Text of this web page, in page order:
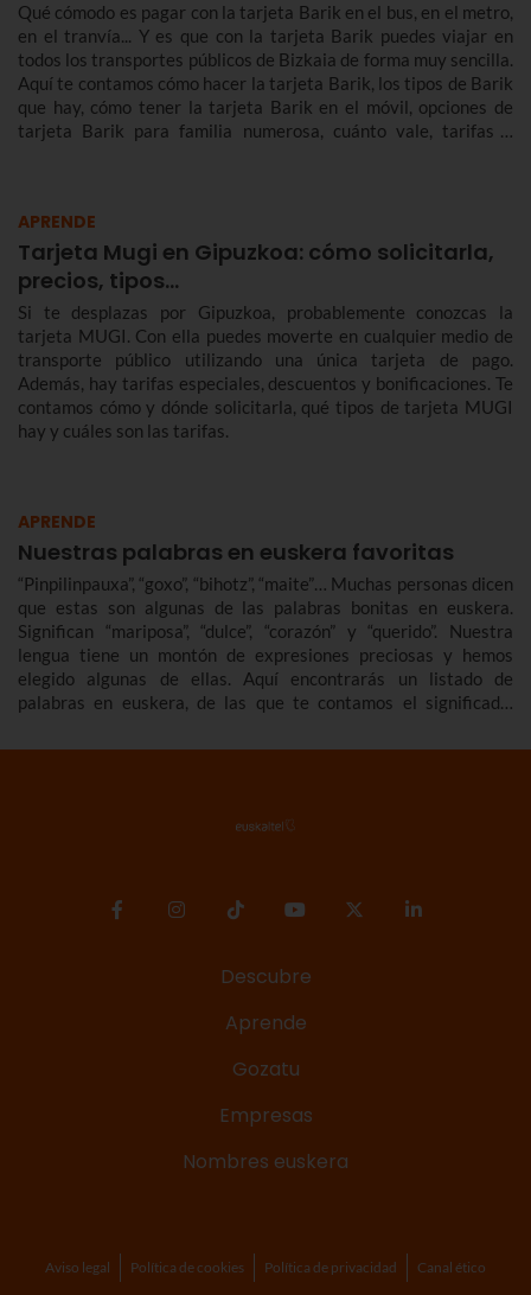
Qué cómodo es pagar con la tarjeta Barik en el bus, en el metro,
en el tranvía... Y es que con la tarjeta Barik puedes viajar en
todos los transportes públicos de Bizkaia de forma muy sencilla.
Aquí te contamos cómo hacer la tarjeta Barik, los tipos de Barik
que hay, cómo tener la tarjeta Barik en el móvil, opciones de
tarjeta Barik para familia numerosa, cuánto vale, tarifas y
APRENDE
Tarjeta Mugi en Gipuzkoa: cómo solicitarla,
precios, tipos…
Si te desplazas por Gipuzkoa, probablemente conozcas la
tarjeta MUGI. Con ella puedes moverte en cualquier medio de
transporte público utilizando una única tarjeta de pago.
Además, hay tarifas especiales, descuentos y bonificaciones. Te
contamos cómo y dónde solicitarla, qué tipos de tarjeta MUGI
hay y cuáles son las tarifas.
APRENDE
Nuestras palabras en euskera favoritas
“Pinpilinpauxa”, “goxo”, “bihotz”, “maite”… Muchas personas dicen
que estas son algunas de las palabras bonitas en euskera.
Significan “mariposa”, “dulce”, “corazón” y “querido”. Nuestra
lengua tiene un montón de expresiones preciosas y hemos
elegido algunas de ellas. Aquí encontrarás un listado de
palabras en euskera, de las que te contamos el significado.
raras, básicas… que ampliarán tu vocabulario en euskera.
Descubre
Aprende
Gozatu
Empresas
Nombres euskera
Aviso legal Política de cookies Política de privacidad Canal ético